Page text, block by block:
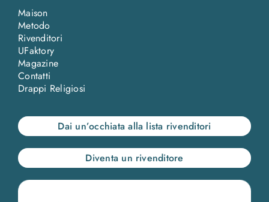
Maison
Metodo
Rivenditori
UFaktory
Magazine
Contatti
Drappi Religiosi
Dai un’occhiata alla lista rivenditori
Diventa un rivenditore